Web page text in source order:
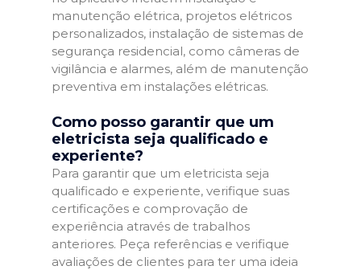
manutenção elétrica, projetos elétricos
personalizados, instalação de sistemas de
segurança residencial, como câmeras de
vigilância e alarmes, além de manutenção
preventiva em instalações elétricas.
Como posso garantir que um
eletricista seja qualificado e
experiente?
Para garantir que um eletricista seja
qualificado e experiente, verifique suas
certificações e comprovação de
experiência através de trabalhos
anteriores. Peça referências e verifique
avaliações de clientes para ter uma ideia